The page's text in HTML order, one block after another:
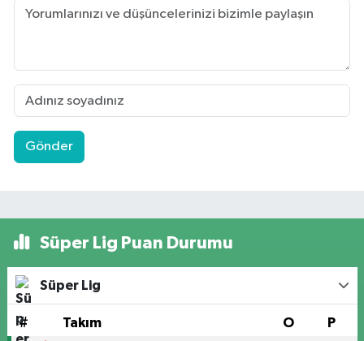
Gönder
Süper Lig Puan Durumu
Süper Lig
# Takım O P